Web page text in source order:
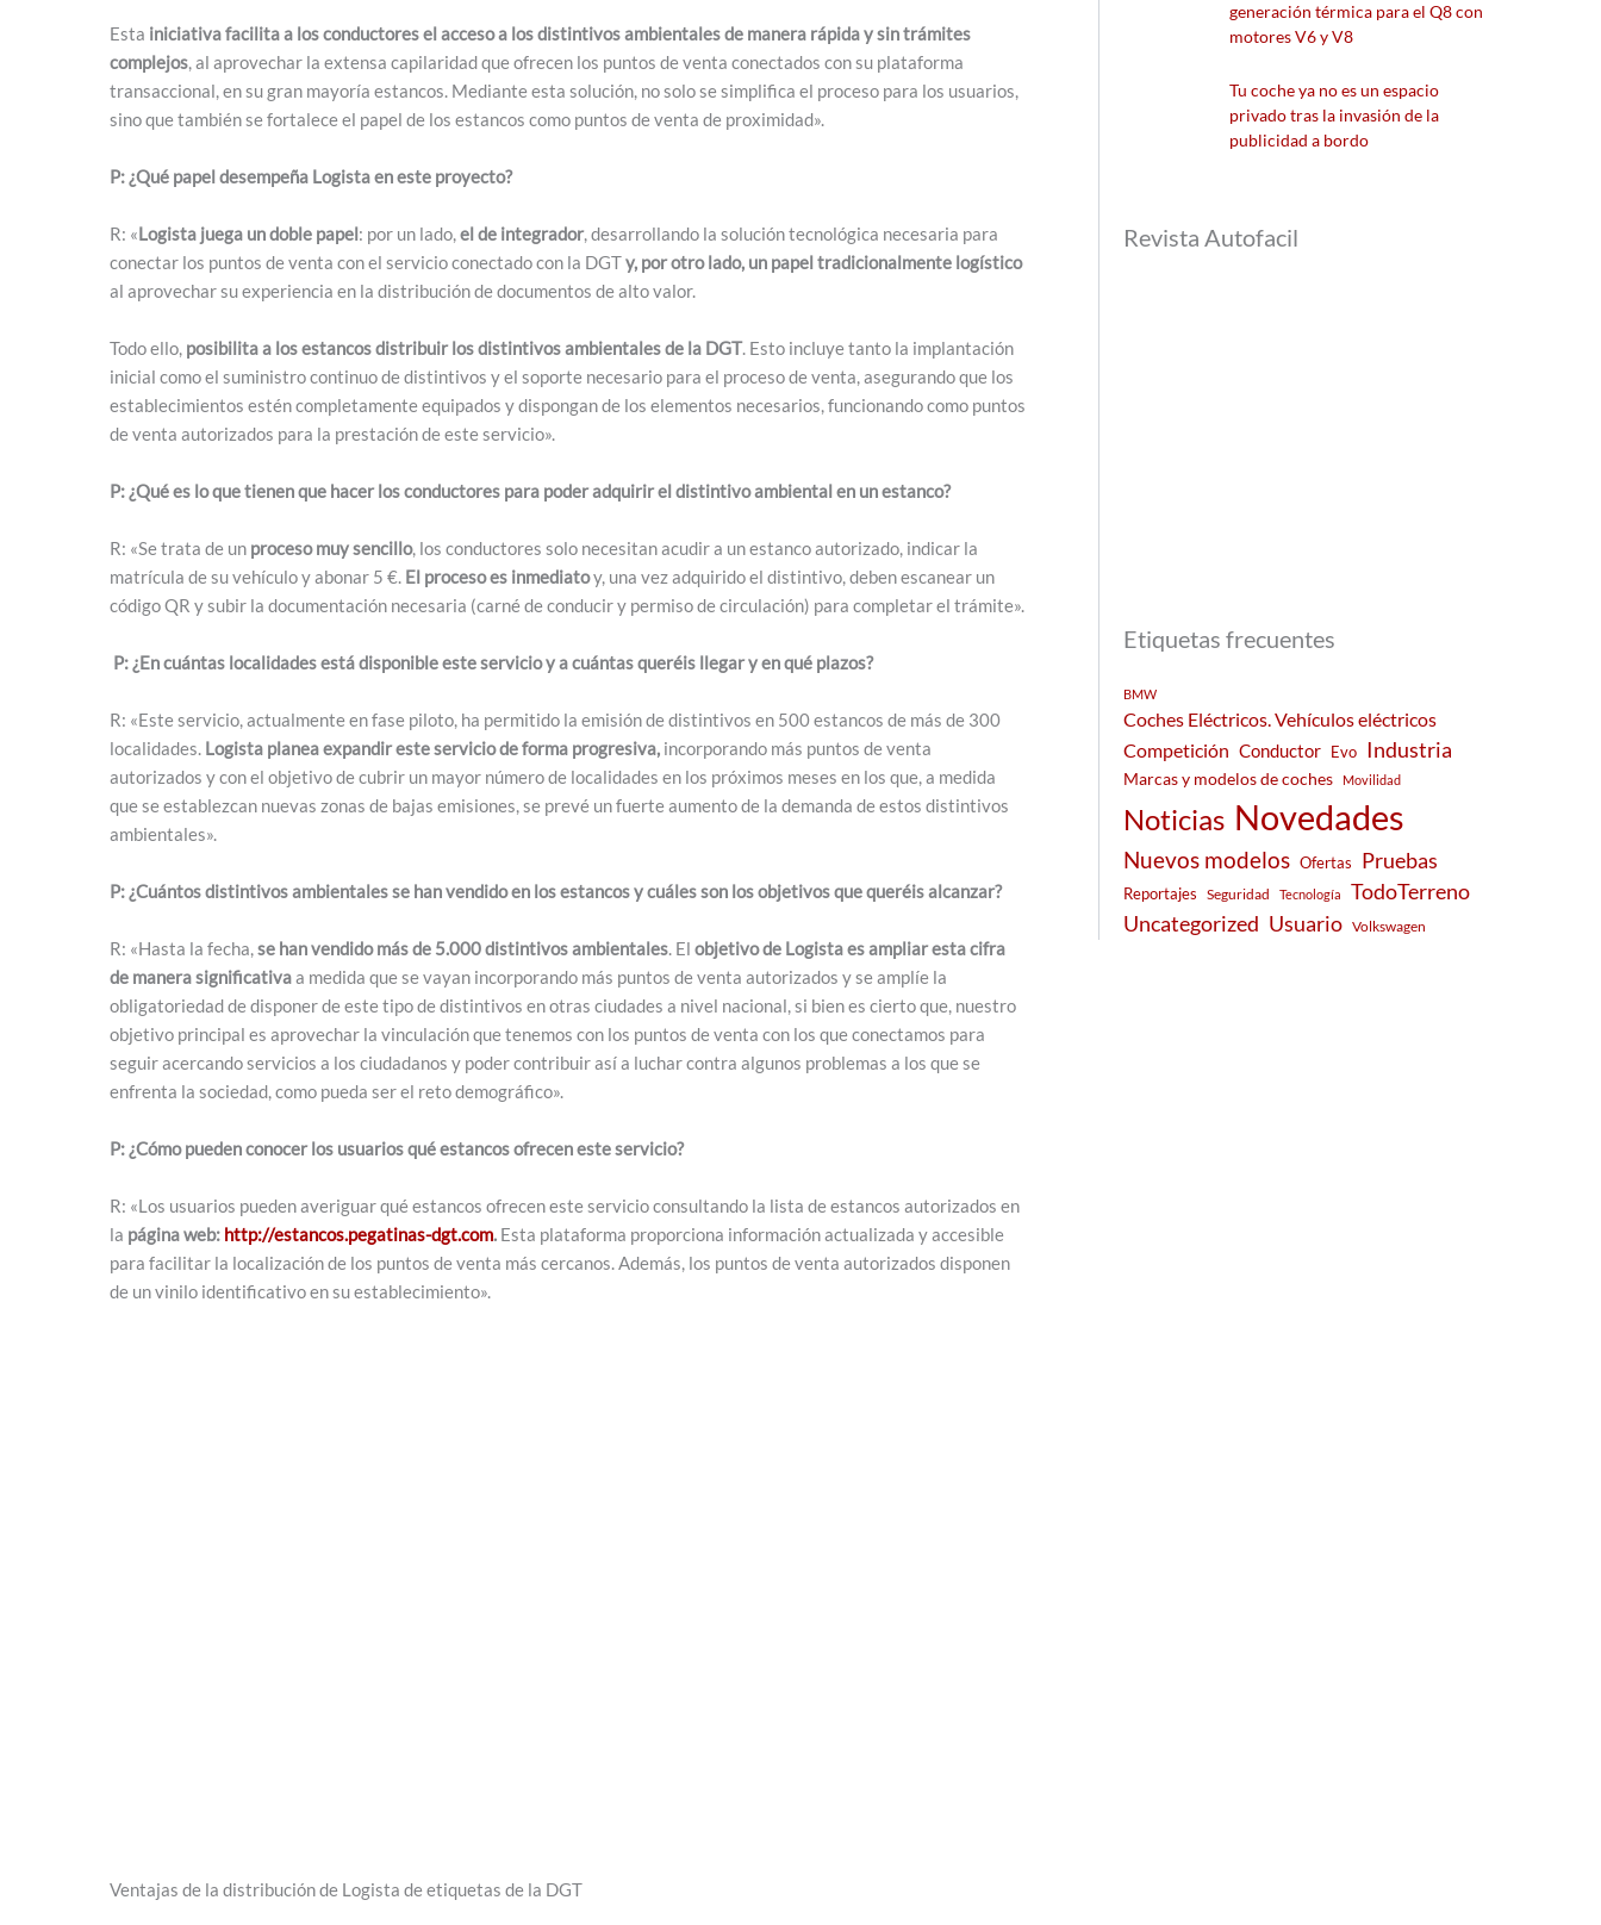
Esta iniciativa facilita a los conductores el acceso a los distintivos ambientales de manera rápida y sin trámites
complejos, al aprovechar la extensa capilaridad que ofrecen los puntos de venta conectados con su plataforma
transaccional, en su gran mayoría estancos. Mediante esta solución, no solo se simplifica el proceso para los usuarios,
sino que también se fortalece el papel de los estancos como puntos de venta de proximidad».
P: ¿Qué papel desempeña Logista en este proyecto?
R: «Logista juega un doble papel: por un lado,el de integrador, desarrollando la solución tecnológica necesaria para
conectar los puntos de venta con el servicio conectado con la DGTy, por otro lado, un papel tradicionalmente logístico
al aprovechar su experiencia en la distribución de documentos de alto valor.
Todo ello, posibilita a los estancos distribuir los distintivos ambientales de la DGT. Esto incluye tanto la implantación
inicial como el suministro continuo de distintivos y el soporte necesario para el proceso de venta, asegurando que los
establecimientos estén completamente equipados y dispongan de los elementos necesarios, funcionando como puntos
de venta autorizados para la prestación de este servicio».
P: ¿Qué es lo que tienen que hacer los conductores para poder adquirir el distintivo ambiental en un estanco?
R: «Se trata de un proceso muy sencillo, los conductores solo necesitan acudir a un estanco autorizado, indicar la
matrícula de su vehículo y abonar 5 €. El proceso es inmediatoy, una vez adquirido el distintivo, deben escanear un
código QR y subir la documentación necesaria (carné de conducir y permiso de circulación) para completar el trámite».
P: ¿En cuántas localidades está disponible este servicio y a cuántas queréis llegar y en qué plazos?
R: «Este servicio, actualmente en fase piloto, ha permitido la emisión de distintivos en 500 estancos de más de 300
localidades. Logista planea expandir este servicio de forma progresiva, incorporando más puntos de venta
autorizados y con el objetivo de cubrir un mayor número de localidades en los próximos meses en los que, a medida
que se establezcan nuevas zonas de bajas emisiones, se prevé un fuerte aumento de la demanda de estos distintivos
ambientales».
P: ¿Cuántos distintivos ambientales se han vendido en los estancos y cuáles son los objetivos que queréis alcanzar?
R: «Hasta la fecha,se han vendido más de 5.000 distintivos ambientales. El objetivo de Logista es ampliar esta cifra
de manera significativaa medida que se vayan incorporando más puntos de venta autorizados y se amplíe la
obligatoriedad de disponer de este tipo de distintivos en otras ciudades a nivel nacional, si bien es cierto que, nuestro
objetivo principal es aprovechar la vinculación que tenemos con los puntos de venta con los que conectamos para
seguir acercando servicios a los ciudadanos y poder contribuir así a luchar contra algunos problemas a los que se
enfrenta la sociedad, como pueda ser el reto demográfico».
P: ¿Cómo pueden conocer los usuarios qué estancos ofrecen este servicio?
R: «Los usuarios pueden averiguar qué estancos ofrecen este servicio consultando la lista de estancos autorizados en
la página web: http://estancos.pegatinas-dgt.com. Esta plataforma proporciona información actualizada y accesible
para facilitar la localización de los puntos de venta más cercanos. Además, los puntos de venta autorizados disponen
de un vinilo identificativo en su establecimiento».
Ventajas de la distribución de Logista de etiquetas de la DGT
generación térmica para el Q8 con
motores V6 y V8
Tu coche ya no es un espacio
privado tras la invasión de la
publicidad a bordo
Revista Autofacil
Etiquetas frecuentes
BMW
Coches Eléctricos. Vehículos eléctricos
Competición Conductor Evo Industria
Marcas y modelos de coches Movilidad
Noticias Novedades
Nuevos modelos Ofertas Pruebas
Reportajes Seguridad Tecnología
TodoTerreno
Uncategorized Usuario Volkswagen